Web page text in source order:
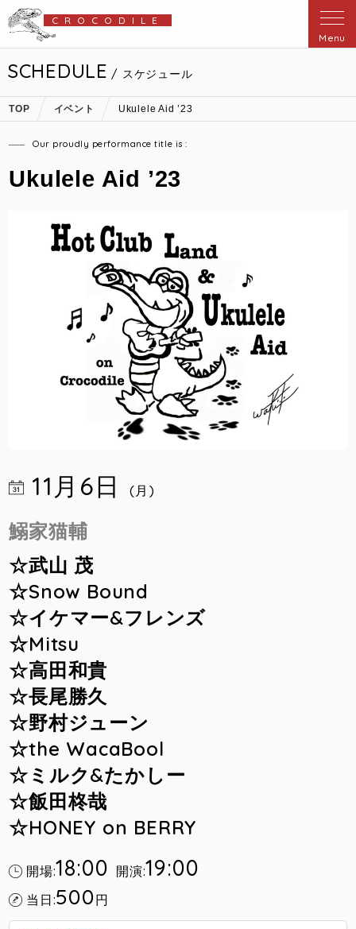
CROCODILE
Menu
SCHEDULE / スケジュール
TOP イベント Ukulele Aid ’23
Our proudly performance title is :
Ukulele Aid ’23
11月6日 (月)
鰯家猫輔
☆武山 茂
☆Snow Bound
☆イケマー&フレンズ
☆Mitsu
☆高田和貴
☆長尾勝久
☆野村ジューン
☆the WacaBool
☆ミルク&たかしー
☆飯田柊哉
☆HONEY on BERRY
開場:18:00 開演:19:00
当日:500円